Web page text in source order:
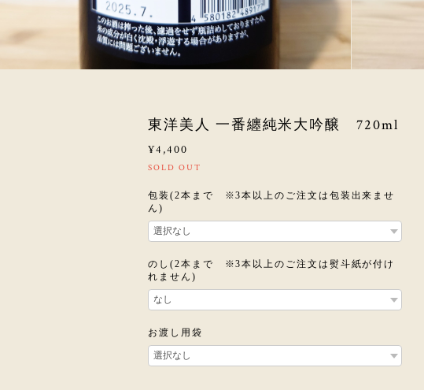
東洋美人 一番纏純米大吟醸 720ml
¥4,400
SOLD OUT
包装(2本まで ※3本以上のご注文は包装出来ませ
ん)
のし(2本まで ※3本以上のご注文は熨斗紙が付け
れません)
お渡し用袋